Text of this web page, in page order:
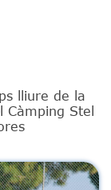
lliure de la
Càmping Stel